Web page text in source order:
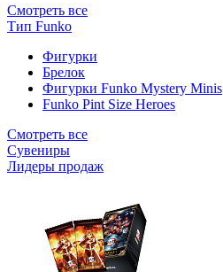
Смотреть все
Тип Funko
Фигурки
Брелок
Фигурки Funko Mystery Minis
Funko Pint Size Heroes
Смотреть все
Сувениры
Лидеры продаж